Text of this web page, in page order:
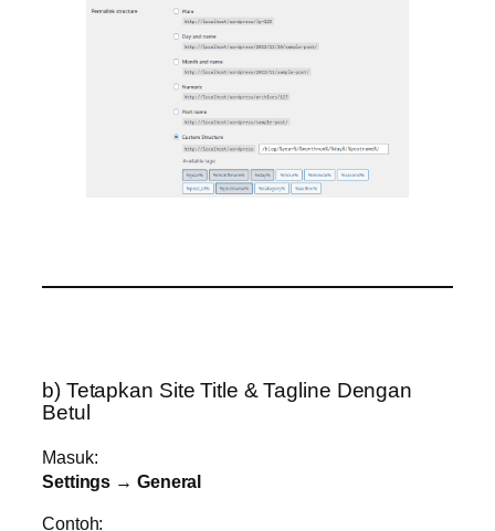
b) Tetapkan Site Title & Tagline Dengan
Betul
Masuk:
Settings → General
Contoh: